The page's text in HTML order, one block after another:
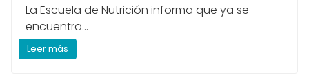
La Escuela de Nutrición informa que ya se
encuentra...
Leer más